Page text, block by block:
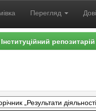
Перегляд